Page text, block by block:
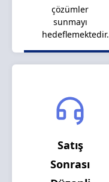
çözümler
sunmayı
hedeflemektedir.
Satış
Sonrası